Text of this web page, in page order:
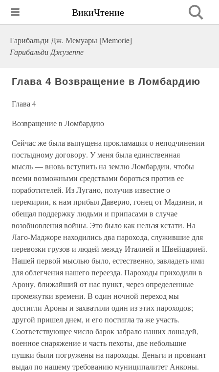
ВикиЧтение
Гарибальди Дж. Мемуары [Memorie]
Гарибальди Джузеппе
Глава 4 Возвращение в Ломбардию
Глава 4
Возвращение в Ломбардию
Сейчас же была выпущена прокламация о неподчинении
постыдному договору. У меня была единственная
мысль — вновь вступить на землю Ломбардии, чтобы
всеми возможными средствами бороться против ее
поработителей. Из Лугано, получив известие о
перемирии, к нам прибыл Даверио, гонец от Мадзини, и
обещал поддержку людьми и припасами в случае
возобновления войны. Это было как нельзя кстати. На
Лаго-Маджоре находились два парохода, служившие для
перевозки грузов и людей между Италией и Швейцарией.
Нашей первой мыслью было, естественно, завладеть ими
для облегчения нашего переезда. Пароходы приходили в
Арону, ближайший от нас пункт, через определенные
промежутки времени. В один ночной переход мы
достигли Ароны и захватили один из этих пароходов;
другой пришел днем, и его постигла та же участь.
Соответствующее число барок забрало наших лошадей,
военное снаряжение и часть пехоты, две небольшие
пушки были погружены на пароходы. Деньги и провиант
выдал по нашему требованию муниципалитет Анконы.